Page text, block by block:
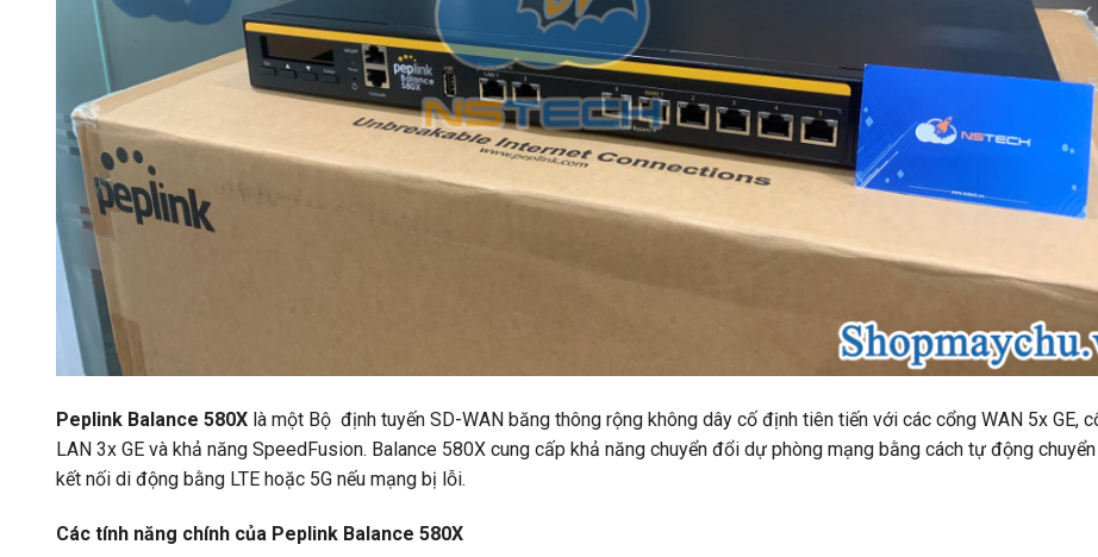
Peplink Balance 580X là một Bộ định tuyến SD-WAN băng thông rộng không dây cố định tiên tiến với các cổng WAN 5x GE,
LAN 3x GE và khả năng SpeedFusion. Balance 580X cung cấp khả năng chuyển đổi dự phòng mạng bằng cách tự động
kết nối di động bằng LTE hoặc 5G nếu mạng bị lỗi.
Các tính năng chính của Peplink Balance 580X